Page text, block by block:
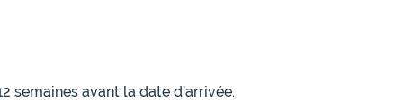
semaines avant la date d’arrivée.